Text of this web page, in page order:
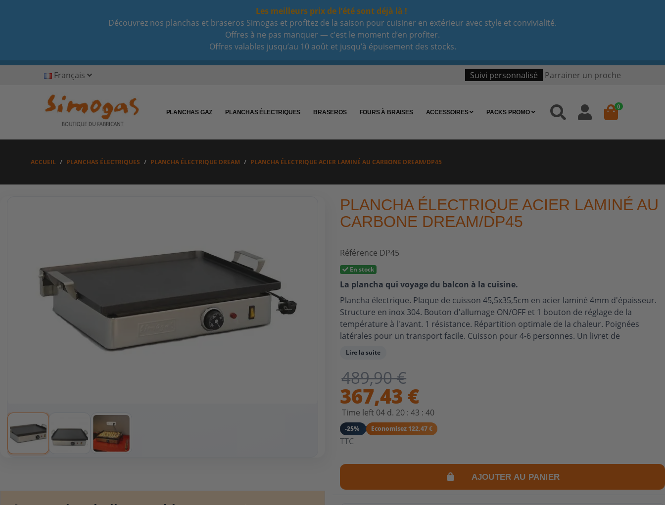
Les meilleurs prix de l’été sont déjà là !
Découvrez nos planchas et braseros Simogas et profitez de la saison pour cuisiner en extérieur avec style et convivialité.
Offres à ne pas manquer — c’est le moment d’en profiter.
Offres valables jusqu’au 10 août et jusqu’à épuisement des stocks.
Français Suivi personnalisé Parrainer un proche
PLANCHAS GAZ PLANCHAS ÉLECTRIQUES BRASEROS FOURS À BRAISES ACCESSOIRES PACKS PROMO
0
ACCUEIL PLANCHAS ÉLECTRIQUES PLANCHA ÉLECTRIQUE DREAM PLANCHA ÉLECTRIQUE ACIER LAMINÉ AU CARBONE DREAM/DP45
PLANCHA ÉLECTRIQUE ACIER LAMINÉ AU
CARBONE DREAM/DP45
Référence DP45
En stock
La plancha qui voyage du balcon à la cuisine.
Plancha électrique. Plaque de cuisson 45,5x35,5cm en acier laminé 4mm d'épaisseur.
Structure en inox 304. Bouton d'allumage ON/OFF et 1 bouton de réglage de la
température à l'avant. 1 résistance. Répartition optimale de la chaleur. Poignées
latérales pour un transport facile. Cuisson pour 4-6 personnes. Un livret de
cuisine offert avec l'achat.
Lire la suite
489,90 €
367,43 €
Time left 04 d. 20 : 43 : 39
-25% Economisez 122,47 €
TTC
AJOUTER AU PANIER